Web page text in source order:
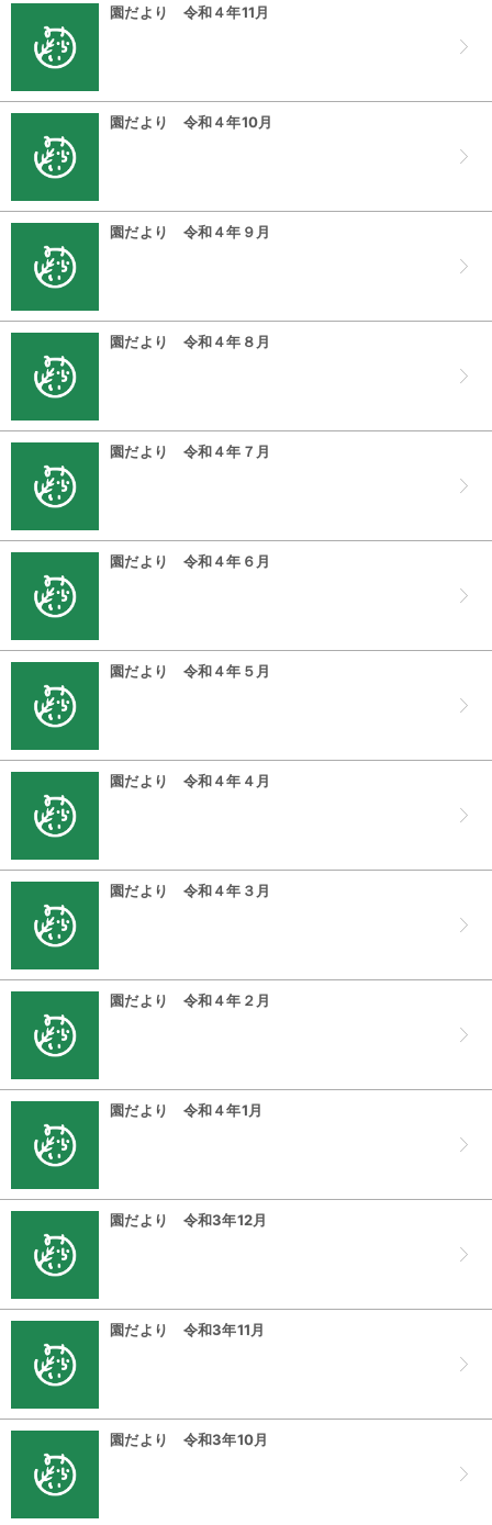
園だより 令和４年11月
園だより 令和４年10月
園だより 令和４年９月
園だより 令和４年８月
園だより 令和４年７月
園だより 令和４年６月
園だより 令和４年５月
園だより 令和４年４月
園だより 令和４年３月
園だより 令和４年２月
園だより 令和４年1月
園だより 令和3年12月
園だより 令和3年11月
園だより 令和3年10月